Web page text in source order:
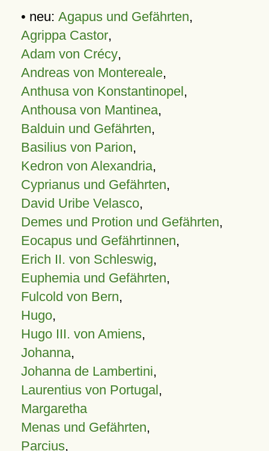
• neu: Agapus und Gefährten,
Agrippa Castor,
Adam von Crécy,
Andreas von Montereale,
Anthusa von Konstantinopel,
Anthousa von Mantinea,
Balduin und Gefährten,
Basilius von Parion,
Kedron von Alexandria,
Cyprianus und Gefährten,
David Uribe Velasco,
Demes und Protion und Gefährten,
Eocapus und Gefährtinnen,
Erich II. von Schleswig,
Euphemia und Gefährten,
Fulcold von Bern,
Hugo,
Hugo III. von Amiens,
Johanna,
Johanna de Lambertini,
Laurentius von Portugal,
Margaretha
Menas und Gefährten,
Parcius,